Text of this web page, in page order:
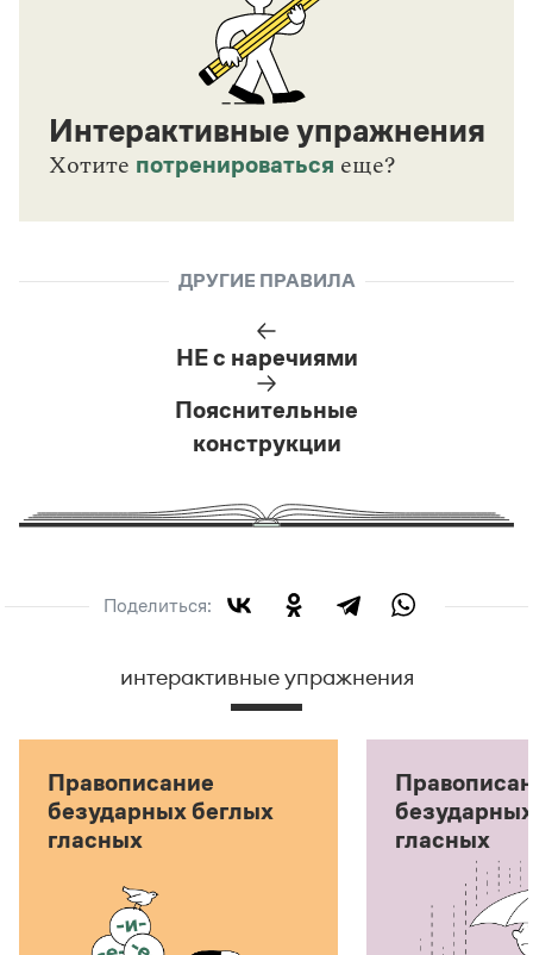
Интерактивные упражнения
Хотите потренироваться еще?
ДРУГИЕ ПРАВИЛА
НЕ с наречиями
Пояснительные
конструкции
Поделиться:
интерактивные упражнения
Правописание
безударных беглых
гласных
гласных